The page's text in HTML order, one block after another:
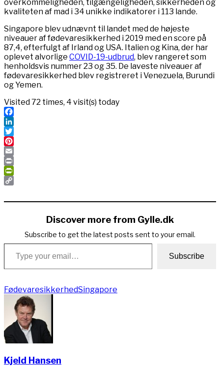
overkommeligheden, tilgængeligheden, sikkerheden og
kvaliteten af ​​mad i 34 unikke indikatorer i 113 lande.
Singapore blev udnævnt til landet med de højeste
niveauer af fødevaresikkerhed i 2019 med en score på
87,4, efterfulgt af Irland og USA. Italien og Kina, der har
oplevet alvorlige COVID-19-udbrud, blev rangeret som
henholdsvis nummer 23 og 35. De laveste niveauer af
fødevaresikkerhed blev registreret i Venezuela, Burundi
og Yemen.
Visited 72 times, 4 visit(s) today
Facebook
LinkedIn
Twitter
Pinterest
Email
Print
PrintFriendly
Link
Discover more from Gylle.dk
Subscribe to get the latest posts sent to your email.
Type your email…
Subscribe
FødevaresikkerhedSingapore
Kjeld Hansen